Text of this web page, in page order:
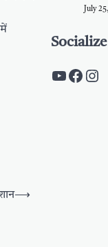
⟶
July
https://